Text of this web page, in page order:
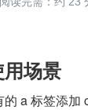
场景
a 标签添加